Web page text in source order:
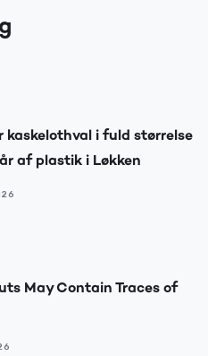
kaskelothval i fuld størrelse
af plastik i Løkken
May Contain Traces of